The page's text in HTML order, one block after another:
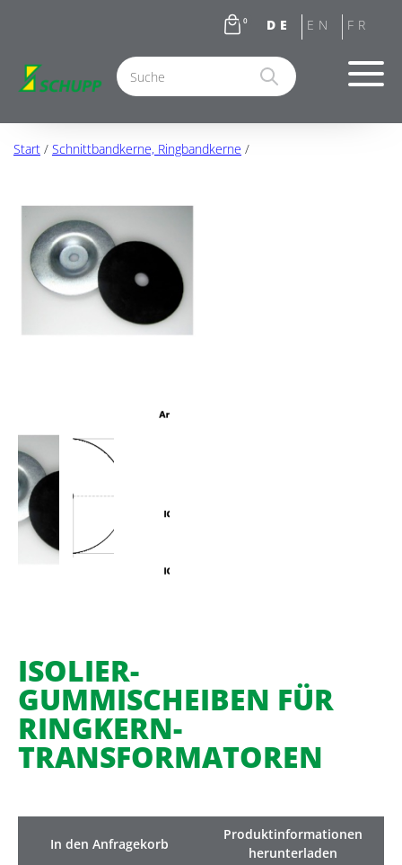
0
Start / Schnittbandkerne, Ringbandkerne /
ISOLIER-
GUMMISCHEIBEN FÜR
RINGKERN-
TRANSFORMATOREN
In den Anfragekorb
Produktinformationen
herunterladen